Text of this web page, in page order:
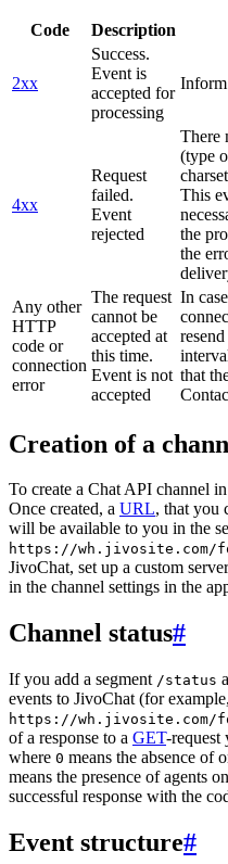
Code Description
2xx
Success.
Event is
accepted for
processing
Inform
4xx
Request
failed.
Event
rejected
There
(type
This
the
the
Any other
HTTP
code or
connection
error
The request
cannot be
accepted at
this time.
Event is not
accepted
In
that
Creation of a
To create a Chat API channel
Once created, a URL, that you
will be available to you in the
https://wh.jivosite.com/
JivoChat, set up a custom
in the channel settings in the
Channel status#
If you add a segment /status
events to JivoChat (for example,
https://wh.jivosite.com/
of a response to a GET-request
where 0 means the absence of
means the presence of agents
successful response with the
Event structure#